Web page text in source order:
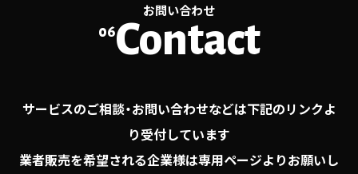
お問い合わせ
06Contact
サービスのご相談・お問い合わせなどは下記のリンクよ
り受付しています
業者販売を希望される企業様は専用ページよりお願いし